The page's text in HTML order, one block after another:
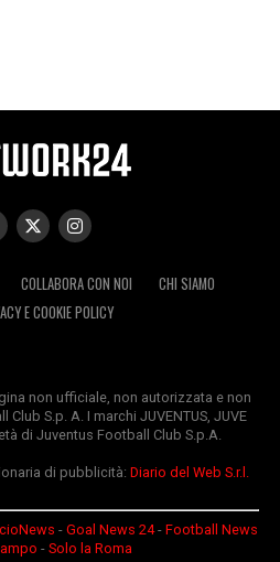
COLLABORA CON NOI
CHI SIAMO
E COOKIE POLICY
non ufficiale, non autorizzata e non
S.p. A. I marchi JUVENTUS, JUVE
di Juventus Football Club S.p.A.
di pubblicità:Diario del Web S.r.l.
- Goal News 24- Football News
- Solo la Roma